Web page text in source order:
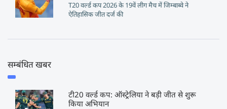
T20 वर्ल्ड कप 2026 के 19वें लीग मैच में जिम्बाब्वे ने
ऐतिहासिक जीत दर्ज की
सम्बंधित खबर
टी20 वर्ल्ड कप: ऑस्ट्रेलिया ने बड़ी जीत से शुरू
किया अभियान